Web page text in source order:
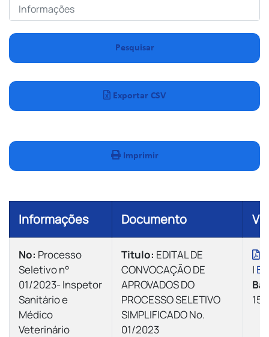
Pesquisar
Exportar CSV
Imprimir
Informações Documento
Nº: Processo
Seletivo n°
01/2023- Inspetor
Sanitário e
Médico
Veterinário
Titulo: EDITAL DE
CONVOCAÇÃO DE
APROVADOS DO
PROCESSO SELETIVO
SIMPLIFICADO Nº.
01/2023
|